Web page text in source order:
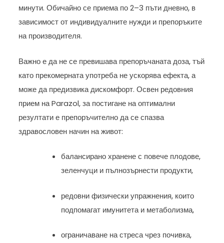
минути. Обичайно се приема по 2–3 пъти дневно, в
зависимост от индивидуалните нужди и препоръките
на производителя.
Важно е да не се превишава препоръчаната доза, тъй
като прекомерната употреба не ускорява ефекта, а
може да предизвика дискомфорт. Освен редовния
прием на Parazol, за постигане на оптимални
резултати е препоръчително да се спазва
здравословен начин на живот:
балансирано хранене с повече плодове,
зеленчуци и пълнозърнести продукти,
редовни физически упражнения, които
подпомагат имунитета и метаболизма,
ограничаване на стреса чрез почивка,